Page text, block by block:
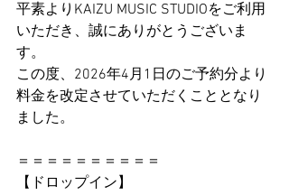
平素よりKAIZU MUSIC STUDIOをご利用
いただき、誠にありがとうございま
す。
この度、2026年4月1日のご予約分より
料金を改定させていただくこととなり
ました。
＝＝＝＝＝＝＝＝＝＝
【ドロップイン】